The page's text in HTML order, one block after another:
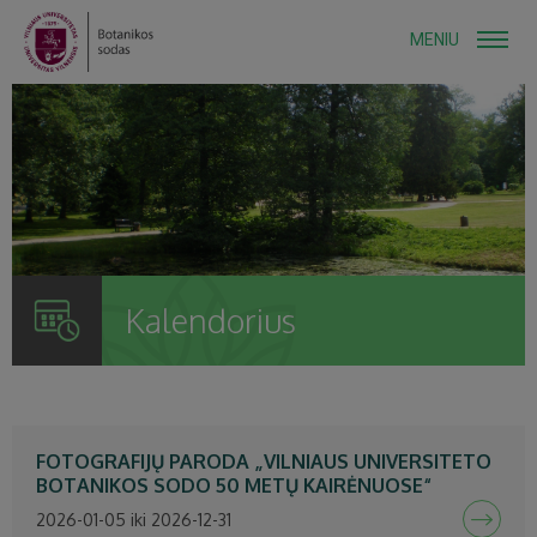
MENIU
Kalendorius
FOTOGRAFIJŲ PARODA „VILNIAUS UNIVERSITETO
BOTANIKOS SODO 50 METŲ KAIRĖNUOSE“
2026-01-05 iki 2026-12-31